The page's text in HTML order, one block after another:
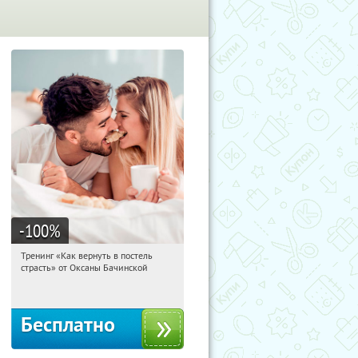
-100%
19:26:41 Получили:
Тренинг «Как вернуть в постель
страсть» от Оксаны Бачинской
Бесплатно